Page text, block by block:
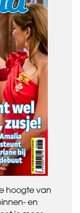
hoogte van
en